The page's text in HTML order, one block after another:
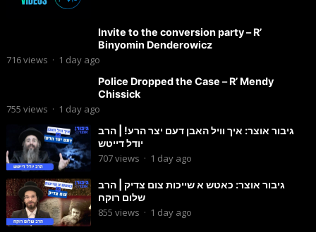
Invite to the conversion party – R’
Binyomin Denderowicz
716views · 1 day ago
Police Dropped the Case – R’ Mendy
Chissick
755 views · 1 day ago
גיבור אוצר: איך וויל האבן דעם יצר הרע! | הרב
יודל דייטש
707views · 1 day ago
גיבור אוצר: כאטש א שייכות צום צדיק | הרב
שלום רוקח
855 views · 1 day ago